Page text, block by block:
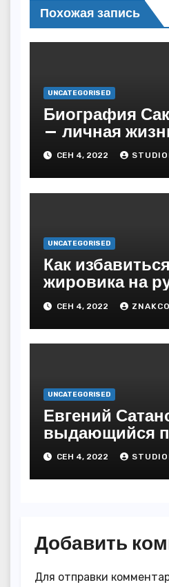
Похожая запись
UNCATEGORISED
Биография
— личная
дети. Главные
жизни и карьере
греческого
СЕН 4, 2022
UNCATEGORISED
Как
жировика на
предупредить
последствия
СЕН 4, 2022
UNCATEGORISED
Евгений
выдающийся
публицист с
биографией и
СЕН 4, 2022
Добавить
Для отправки